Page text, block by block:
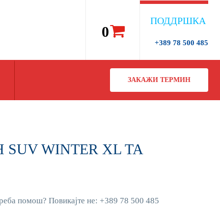
0
ПОДДРШКА
+389 78 500 485
ЗАКАЖИ ТЕРМИН
SUV WINTER XL TA
помош? Повикајте не: +389 78 500 485